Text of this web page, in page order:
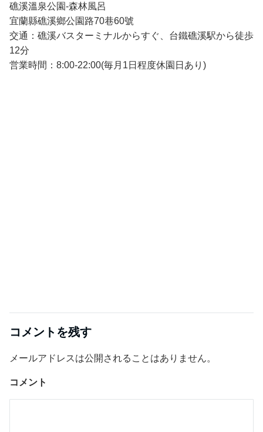
礁溪溫泉公園-森林風呂
宜蘭縣礁溪鄉公園路70巷60號
交通：礁溪バスターミナルからすぐ、台鐵礁溪駅から徒歩
12分
営業時間：8:00-22:00(毎月1日程度休園日あり)
コメントを残す
メールアドレスは公開されることはありません。
コメント